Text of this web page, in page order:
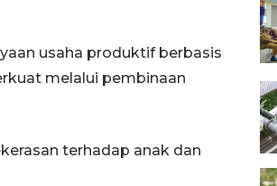
usaha produktif berbasis
melalui pembinaan
terhadap anak dan